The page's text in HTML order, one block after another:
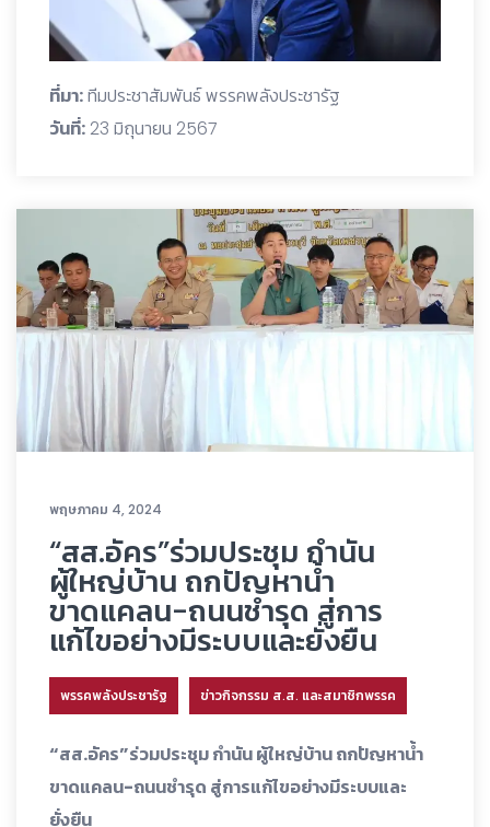
ที่มา:ทีมประชาสัมพันธ์ พรรคพลังประชารัฐ
วันที่: 23 มิถุนายน 2567
พฤษภาคม 4, 2024
“สส.อัคร”ร่วมประชุม กำนัน
ผู้ใหญ่บ้าน ถกปัญหาน้ำ
ขาดแคลน-ถนนชำรุด สู่การ
แก้ไขอย่างมีระบบและยั่งยืน
พรรคพลังประชารัฐ ข่าวกิจกรรม ส.ส. และสมาชิกพรรค
“สส.อัคร”ร่วมประชุม กำนัน ผู้ใหญ่บ้าน ถกปัญหาน้ำ
ขาดแคลน-ถนนชำรุด สู่การแก้ไขอย่างมีระบบและ
ยั่งยืน